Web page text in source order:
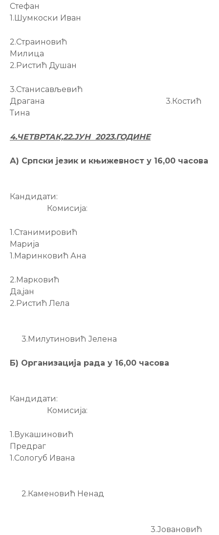
Стефан
1.Шумкоски Иван
2.Страиновић
Милица
2.Ристић Душан
3.Станисављевић
Драгана 3.Костић
Тина
4.ЧЕТВРТАК,22.ЈУН2023.ГОДИНЕ
А) Српски језик и књижевност у 16,00 часова
Кандидати:
Комисија:
1.Станимировић
Марија
1.Маринковић Ана
2.Марковић
Да,јан
2.Ристић Лела
3.Милутиновић Јелена
Б) Организација рада у 16,00 часова
Кандидати:
Комисија:
1.Вукашиновић
Предраг
1.Сологуб Ивана
2.Каменовић Ненад
3.Јовановић